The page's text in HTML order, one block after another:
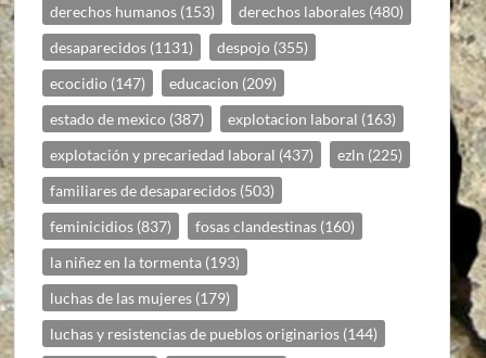
derechos humanos (153) derechos laborales (480)
desaparecidos (1131) despojo (355)
ecocidio (147) educacion (209)
estado de mexico (387) explotacion laboral (163)
explotación y precariedad laboral (437) ezln (225)
familiares de desaparecidos (503)
feminicidios (837) fosas clandestinas (160)
la niñez en la tormenta (193)
luchas de las mujeres (179)
luchas y resistencias de pueblos originarios (144)